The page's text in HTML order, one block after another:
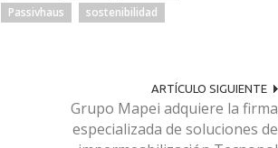
Passivhaus
sostenibilidad
ARTÍCULO SIGUIENTE
Grupo Mapei adquiere la firma
especializada de soluciones de